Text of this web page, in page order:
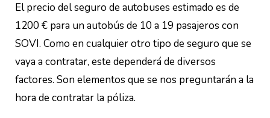
El precio del seguro de autobuses estimado es de
1200 € para un autobús de 10 a 19 pasajeros con
SOVI. Como en cualquier otro tipo de seguro que se
vaya a contratar, este dependerá de diversos
factores. Son elementos que se nos preguntarán a la
hora de contratar la póliza.